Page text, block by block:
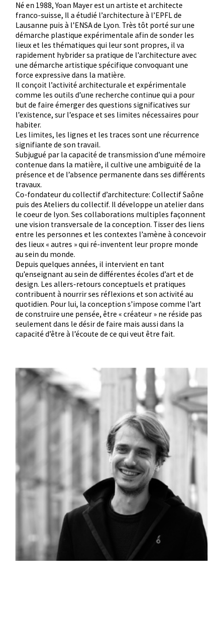
Né en 1988, Yoan Mayer est un artiste et architecte
franco-suisse, Il a étudié l’architecture à l’EPFL de
Lausanne puis à l’ENSA de Lyon. Très tôt porté sur une
démarche plastique expérimentale afin de sonder les
lieux et les thématiques qui leur sont propres, il va
rapidement hybrider sa pratique de l’architecture avec
une démarche artistique spécifique convoquant une
force expressive dans la matière.
Il conçoit l’activité architecturale et expérimentale
comme les outils d’une recherche continue qui a pour
but de faire émerger des questions significatives sur
l’existence, sur l’espace et ses limites nécessaires pour
habiter.
Les limites, les lignes et les traces sont une récurrence
signifiante de son travail.
Subjugué par la capacité de transmission d’une mémoire
contenue dans la matière, il cultive une ambiguïté de la
présence et de l’absence permanente dans ses différents
travaux.
Co-fondateur du collectif d’architecture: Collectif Saône
puis des Ateliers du collectif. Il développe un atelier dans
le coeur de lyon. Ses collaborations multiples façonnent
une vision transversale de la conception. Tisser des liens
entre les personnes et les contextes l’amène à concevoir
des lieux « autres » qui ré-inventent leur propre monde
au sein du monde.
Depuis quelques années, il intervient en tant
qu’enseignant au sein de différentes écoles d’art et de
design. Les allers-retours conceptuels et pratiques
contribuent à nourrir ses réflexions et son activité au
quotidien. Pour lui, la conception s’impose comme l’art
de construire une pensée, être « créateur » ne réside pas
seulement dans le désir de faire mais aussi dans la
capacité d’être à l’écoute de ce qui veut être fait.